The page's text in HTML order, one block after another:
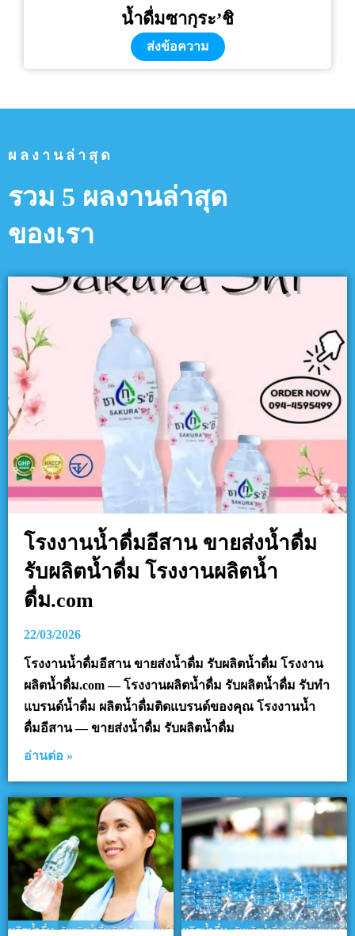
น้ำดื่มซากุระ’ชิ
ส่งข้อความ
ผลงานล่าสุด
รวม 5 ผลงานล่าสุด
ของเรา
โรงงานน้ำดื่มอีสาน ขายส่งน้ำดื่ม
รับผลิตน้ำดื่ม โรงงานผลิตน้ำ
ดื่ม.com
22/03/2026
โรงงานน้ำดื่มอีสาน ขายส่งน้ำดื่ม รับผลิตน้ำดื่ม โรงงาน
ผลิตน้ำดื่ม.com — โรงงานผลิตน้ำดื่ม รับผลิตน้ำดื่ม รับทำ
แบรนด์น้ำดื่ม ผลิตน้ำดื่มติดแบรนด์ของคุณ โรงงานน้ำ
ดื่มอีสาน — ขายส่งน้ำดื่ม รับผลิตน้ำดื่ม
อ่านต่อ »